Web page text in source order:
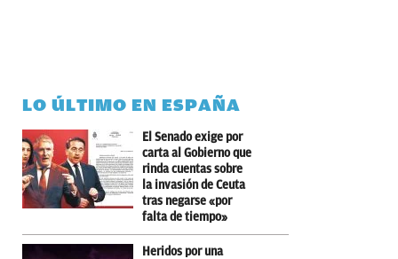
LO ÚLTIMO EN ESPAÑA
El Senado exige por
carta al Gobierno que
rinda cuentas sobre
la invasión de Ceuta
tras negarse «por
falta de tiempo»
Heridos por una